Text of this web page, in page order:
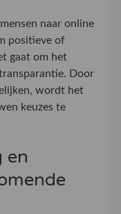
naar online
positieve of
gaat om het
Door
wordt het
keuzes te
en